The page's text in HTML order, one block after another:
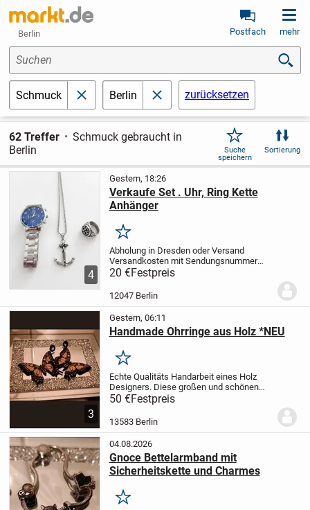
Berlin Postfach mehr
Suchen
Schmuck schließen
Berlin schließenzurücksetzen
62 Treffer
Schmuck gebraucht in
Berlin
Suche
speichern
Sortierung
4
Gestern, 18:26
Verkaufe Set . Uhr, Ring Kette
Anhänger
Merken
Abholung in Dresden oder Versand
Versandkosten mit Sendungsnummer
sechs Euro ganze Set kostet 20 € Metal
ist Unbekannt Alles ganz neu
20 €Festpreis
12047 Berlin
3
Gestern, 06:11
Handmade Ohrringe aus Holz *NEU
Merken
Echte Qualitäts Handarbeit eines Holz
Designers. Diese großen und schönen
Ohrringe sind einzigartige Unikate und ein
absoluter Hingucker.
Haushalt⭐Schaut gern bei meinen
50 €Festpreis
13583 Berlin
04.08.2026
Gnoce Bettelarmband mit
Sicherheitskette und Charmes
Merken